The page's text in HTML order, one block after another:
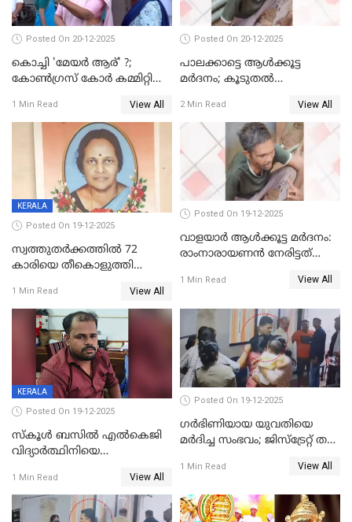
Posted On 20-12-2025
കൊച്ചി 'മേയർ ആര്' ?;
കോണ്‍ഗ്രസ് കോര്‍ കമ്മിറ്റി
1 Min Read View All
Posted On 20-12-2025
പാലക്കാട്ടെ ആള്‍ക്കൂട്ട
മര്‍ദനം; കൂടുതല്‍
അംഗ സംഘമെന്ന് വിവരം
2 Min Read View All
KERALA
Posted On 19-12-2025
സ്വത്തുതര്‍ക്കത്തില്‍ 72
കാരിയെ തീകൊളുത്തി
ക്രൂരകൊലപാതകത്തില്‍
സഹോദരിപുത്രന് ജീവപര്യന്തം
1 Min Read View All
Posted On 19-12-2025
വാളയാർ ആൾക്കൂട്ട മർദനം:
രാംനാരായണൻ നേരിട്ടത്
നാൽപ്പതിലേറെ
റിപ്പോർട്ട്
1 Min Read View All
KERALA
Posted On 19-12-2025
സ്കൂൾ ബസിൽ എൽകെജി
വിദ്യാര്‍ത്ഥിനിയെ
ക്ലീനര്‍ പിടിയിൽ
1 Min Read View All
Posted On 19-12-2025
ഗര്‍ഭിണിയായ യുവതിയെ
മര്‍ദിച്ച സംഭവം; ജിസ്‌ട്രേറ്റ് തല
യുവതി
1 Min Read View All